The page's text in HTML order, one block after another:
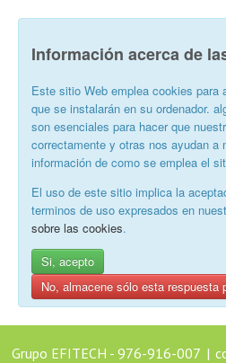
Información acerca de
Este sitio Web emplea cookies para
que se instalarán en su ordenador.
son esenciales para hacer que
correctamente y otras nos ayudan a
información de como se emplea el
El uso de este sitio implica la
terminos de uso expresados en
sobre las cookies.
Si, acepto
No, almacene sólo esta respuesta
Grupo EFITECH - 976-916-007 |